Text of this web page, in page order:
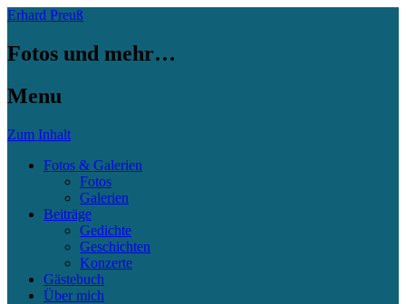
Erhard Preuß
Fotos und mehr…
Menu
Zum Inhalt
Fotos & Galerien
Fotos
Galerien
Beiträge
Gedichte
Geschichten
Konzerte
Gästebuch
Über mich